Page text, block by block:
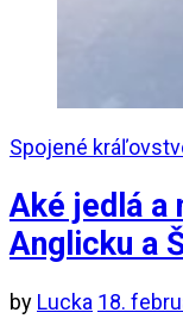
Spojené
Aké jedlá a
Anglicku a
by Lucka 18.